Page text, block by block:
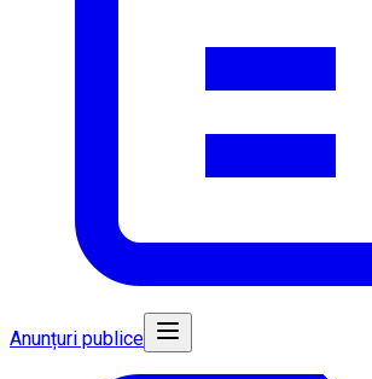
Anunțuri publice